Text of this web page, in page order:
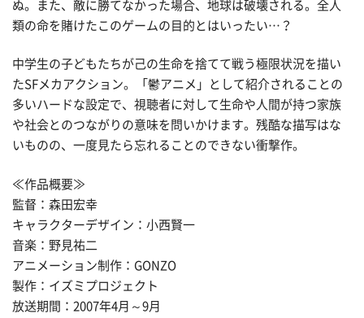
ぬ。また、敵に勝てなかった場合、地球は破壊される。全人
類の命を賭けたこのゲームの目的とはいったい…？
中学生の子どもたちが己の生命を捨てて戦う極限状況を描い
たSFメカアクション。「鬱アニメ」として紹介されることの
多いハードな設定で、視聴者に対して生命や人間が持つ家族
や社会とのつながりの意味を問いかけます。残酷な描写はな
いものの、一度見たら忘れることのできない衝撃作。
≪作品概要≫
監督：森田宏幸
キャラクターデザイン：小西賢一
音楽：野見祐二
アニメーション制作：GONZO
製作：イズミプロジェクト
放送期間：2007年4月～9月